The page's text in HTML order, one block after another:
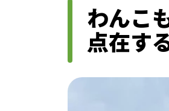
わんこ
点在す